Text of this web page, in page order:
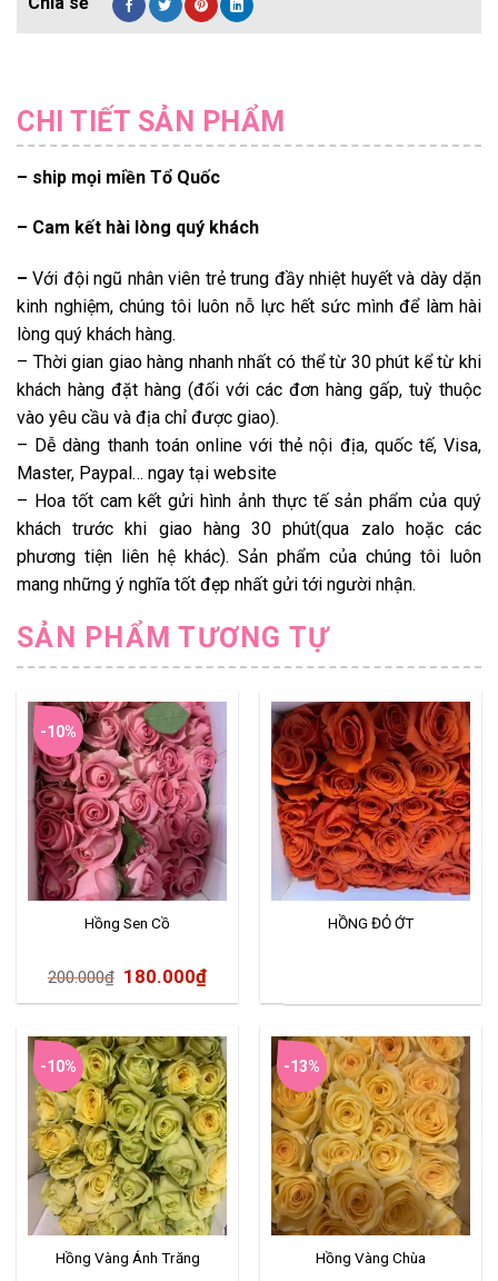
CHI TIẾT SẢN PHẨM
– ship mọi miền Tổ Quốc
– Cam kết hài lòng quý khách
– Với đội ngũ nhân viên trẻ trung đầy nhiệt huyết và dày dặn
kinh nghiệm, chúng tôi luôn nỗ lực hết sức mình để làm hài
lòng quý khách hàng.
– Thời gian giao hàng nhanh nhất có thể từ 30 phút kể từ khi
khách hàng đặt hàng (đối với các đơn hàng gấp, tuỳ thuộc
vào yêu cầu và địa chỉ được giao).
– Dễ dàng thanh toán online với thẻ nội địa, quốc tế, Visa,
Master, Paypal… ngay tại website
– Hoa tốt cam kết gửi hình ảnh thực tế sản phẩm của quý
khách trước khi giao hàng 30 phút(qua zalo hoặc các
phương tiện liên hệ khác). Sản phẩm của chúng tôi luôn
mang những ý nghĩa tốt đẹp nhất gửi tới người nhận.
SẢN PHẨM TƯƠNG TỰ
-10%
Hồng Sen Cồ
200.000₫ 180.000₫
HỒNG ĐỎ ỚT
-10%
Hồng Vàng Ánh Trăng
-13%
Hồng Vàng Chùa